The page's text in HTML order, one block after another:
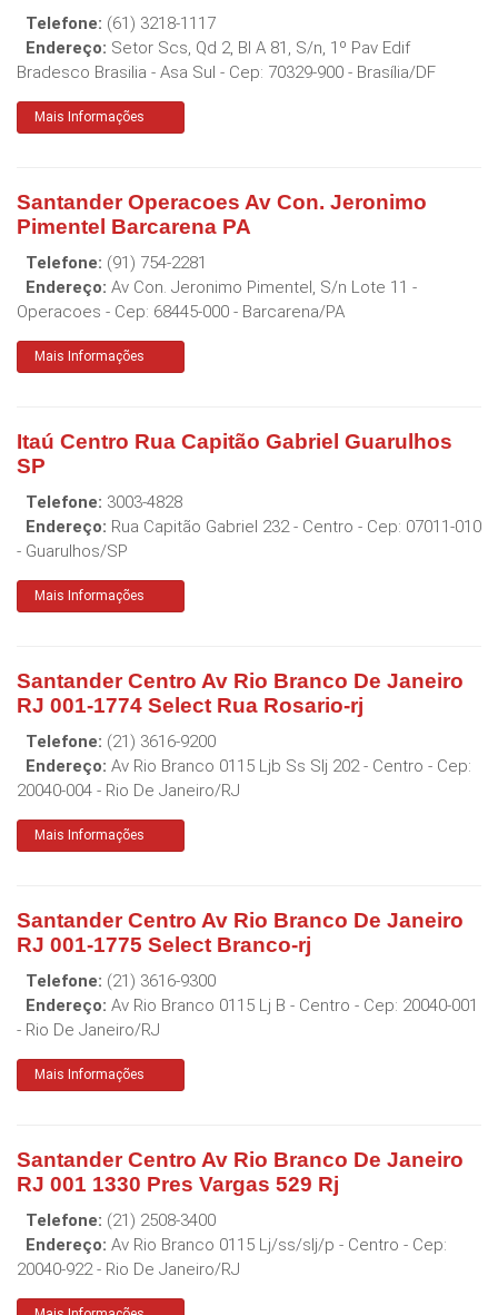
Telefone: (61) 3218-1117
Endereço: Setor Scs, Qd 2, Bl A 81, S/n, 1º Pav Edif
Bradesco Brasilia - Asa Sul - Cep: 70329-900 - Brasília/DF
Mais Informações
Santander Operacoes Av Con. Jeronimo
Pimentel Barcarena PA
Telefone: (91) 754-2281
Endereço: Av Con. Jeronimo Pimentel, S/n Lote 11 -
Operacoes - Cep: 68445-000 - Barcarena/PA
Mais Informações
Itaú Centro Rua Capitão Gabriel Guarulhos
SP
Telefone: 3003-4828
Endereço: Rua Capitão Gabriel 232 - Centro - Cep: 07011-010
- Guarulhos/SP
Mais Informações
Santander Centro Av Rio Branco De Janeiro
RJ 001-1774 Select Rua Rosario-rj
Telefone: (21) 3616-9200
Endereço: Av Rio Branco 0115 Ljb Ss Slj 202 - Centro - Cep:
20040-004 - Rio De Janeiro/RJ
Mais Informações
Santander Centro Av Rio Branco De Janeiro
RJ 001-1775 Select Branco-rj
Telefone: (21) 3616-9300
Endereço: Av Rio Branco 0115 Lj B - Centro - Cep: 20040-001
- Rio De Janeiro/RJ
Mais Informações
Santander Centro Av Rio Branco De Janeiro
RJ 001 1330 Pres Vargas 529 Rj
Telefone: (21) 2508-3400
Endereço: Av Rio Branco 0115 Lj/ss/slj/p - Centro - Cep:
20040-922- Rio De Janeiro/RJ